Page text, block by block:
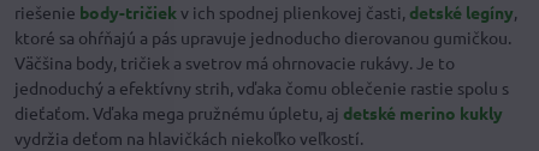
riešenie body-tričiekv ich spodnej plienkovej časti, detské legíny,
ktoré sa ohŕňajú a pás upravuje jednoducho dierovanou gumičkou.
Väčšina body, tričiek a svetrov má ohrnovacie rukávy. Je to
jednoduchý a efektívny strih, vďaka čomu oblečenie rastie spolu s
dieťaťom. Vďaka mega pružnému úpletu, aj detské merino kukly
vydržia deťom na hlavičkách niekoľko veľkostí.